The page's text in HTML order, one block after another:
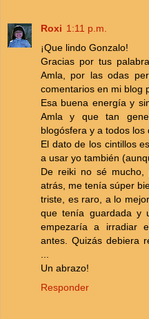
Roxi 1:11 p.m.
¡Que lindo Gonzalo!
Gracias por tus
Amla, por las odas
comentarios en mi blog
Esa buena energía y
Amla y que tan
blogósfera y a todos los
El dato de los cintillos
a usar yo también
De reiki no sé mucho,
atrás, me tenía súper
triste, es raro, a lo
que tenía guardada y
empezaría a irradiar
antes. Quizás debiera
Un abrazo!
Responder